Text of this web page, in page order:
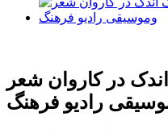
در كاروان شعر